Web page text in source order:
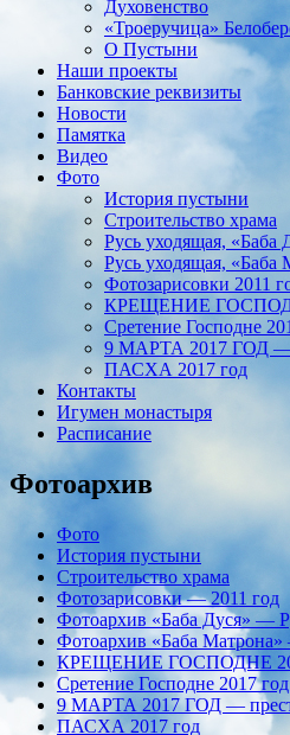
Духовенство
«Троеручица»
О Пустыни
Наши проекты
Банковские реквизиты
Новости
Памятка
Видео
Фото
История пустыни
Строительство храма
Русь уходящая, «Баба
Русь уходящая, «Баба
Фотозарисовки 2011
КРЕЩЕНИЕ
Сретение Господне
9 МАРТА 2017 ГОД —
ПАСХА 2017 год
Контакты
Игумен монастыря
Расписание
Фотоархив
Фото
История пустыни
Строительство храма
Фотозарисовки — 2011 год
Фотоархив «Баба Дуся» —
Фотоархив «Баба
КРЕЩЕНИЕ ГОСПОДНЕ
Сретение Господне 2017 год
9 МАРТА 2017 ГОД —
ПАСХА 2017 год